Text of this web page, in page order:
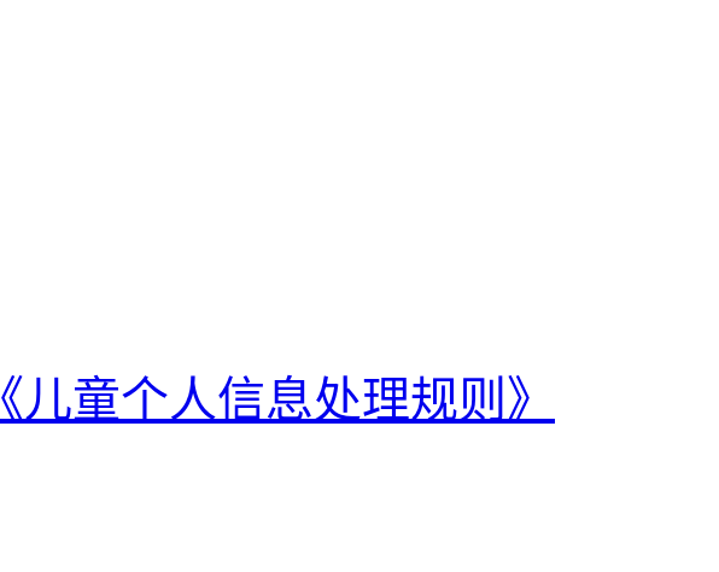
《儿童个人信息处理规则》